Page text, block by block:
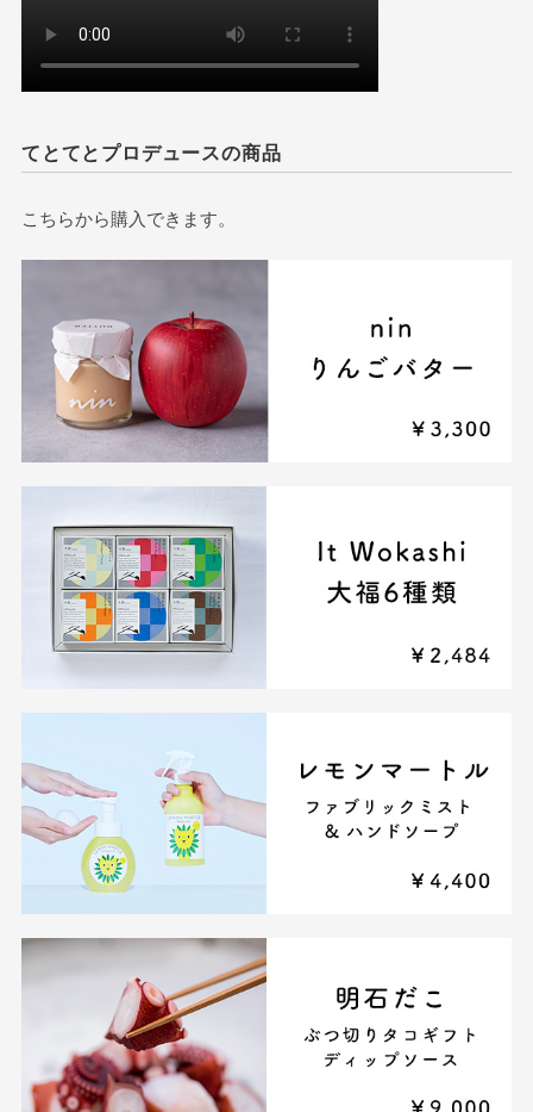
てとてとプロデュースの商品
こちらから購入できます。